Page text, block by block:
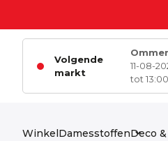
Volgende
markt
11-08-
tot 13:00
WinkelDamesstoffenDeco